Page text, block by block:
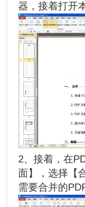
器，接着打开
2、接着，在
面】，选择【
需要合并的